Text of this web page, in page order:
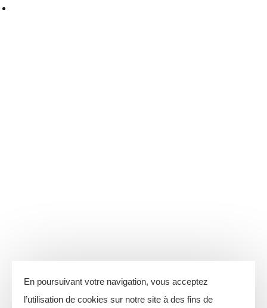
En poursuivant votre navigation, vous acceptez
l’utilisation de cookies sur notre site à des fins de